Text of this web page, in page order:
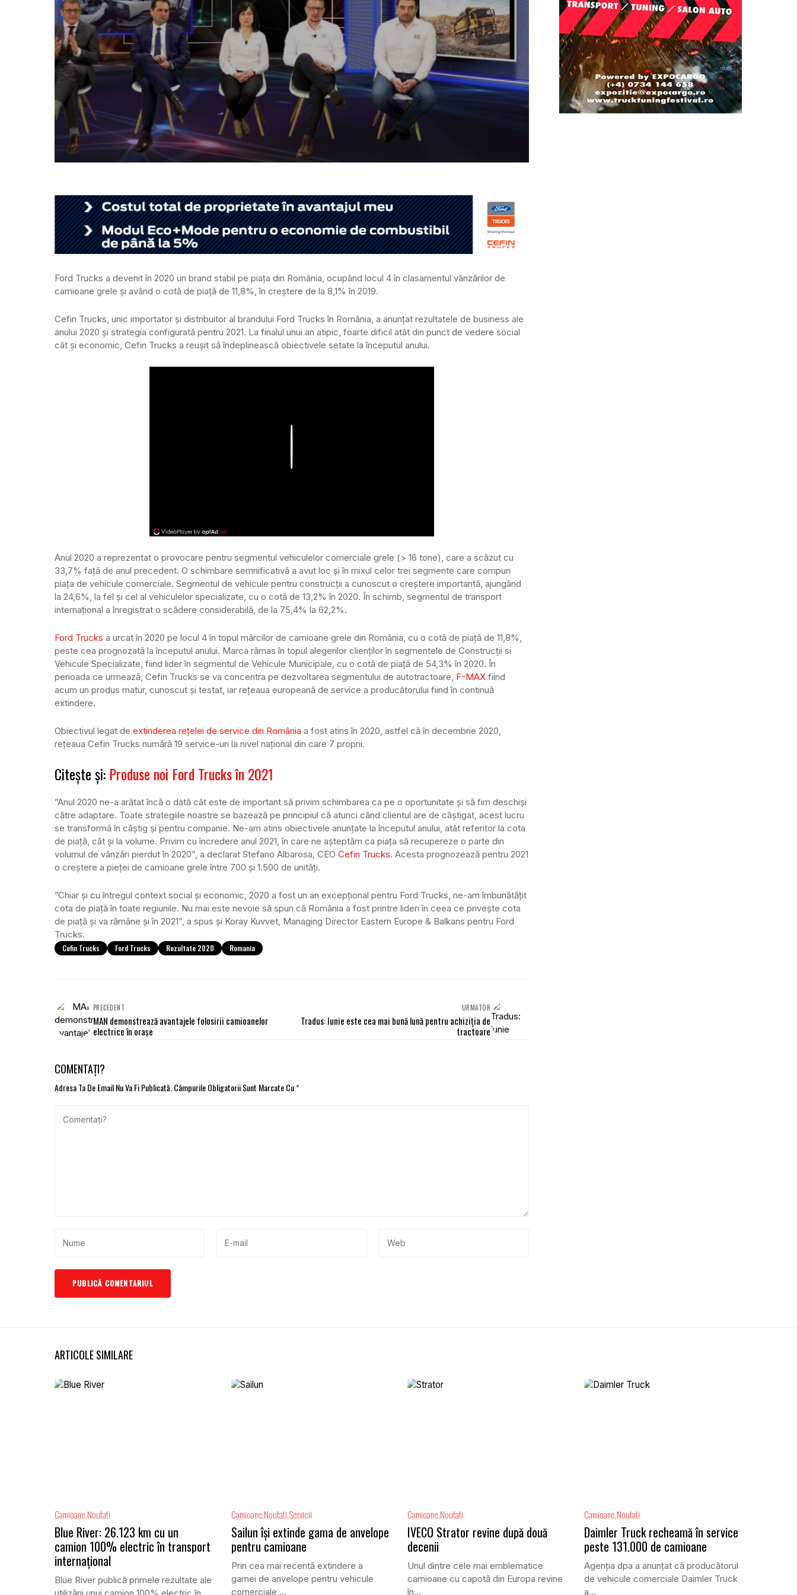
Ford Trucks a devenit în 2020 un brand stabil pe piața din România, ocupând locul 4 în clasamentul vânzărilor de
camioane grele și având o cotă de piață de 11,8%, în creștere de la 8,1% în 2019.
Cefin Trucks, unic importator și distribuitor al brandului Ford Trucks în România, a anunțat rezultatele de business ale
anului 2020 și strategia configurată pentru 2021. La finalul unui an atipic, foarte dificil atât din punct de vedere social
cât și economic, Cefin Trucks a reușit să îndeplinească obiectivele setate la începutul anului.
Anul 2020 a reprezentat o provocare pentru segmentul vehiculelor comerciale grele (> 16 tone), care a scăzut cu
33,7% față de anul precedent. O schimbare semnificativă a avut loc și în mixul celor trei segmente care compun
piața de vehicule comerciale. Segmentul de vehicule pentru construcții a cunoscut o creștere importantă, ajungând
la 24,6%, la fel și cel al vehiculelor specializate, cu o cotă de 13,2% în 2020. În schimb, segmentul de transport
internațional a înregistrat o scădere considerabilă, de la 75,4% la 62,2%.
Ford Trucks a urcat în 2020 pe locul 4 în topul mărcilor de camioane grele din România, cu o cotă de piață de 11,8%,
peste cea prognozată la începutul anului. Marca rămas în topul alegerilor clienților în segmentele de Construcții si
Vehicule Specializate, fiind lider în segmentul de Vehicule Municipale, cu o cotă de piață de 54,3% în 2020. În
perioada ce urmează, Cefin Trucks se va concentra pe dezvoltarea segmentului de autotractoare, F-MAX fiind
acum un produs matur, cunoscut și testat, iar rețeaua europeană de service a producătorului fiind în continuă
extindere.
Obiectivul legat de extinderea rețelei de service din România a fost atins în 2020, astfel că în decembrie 2020,
rețeaua Cefin Trucks numără 19 service-uri la nivel național din care 7 proprii.
Citește și: Produse noi Ford Trucks în 2021
”Anul 2020 ne-a arătat încă o dată cât este de important să privim schimbarea ca pe o oportunitate și să fim deschiși
către adaptare. Toate strategiile noastre se bazează pe principiul că atunci când clientul are de câștigat, acest lucru
se transformă în câștig și pentru companie. Ne-am atins obiectivele anunțate la începutul anului, atât referitor la cota
de piață, cât și la volume. Privim cu încredere anul 2021, în care ne așteptăm ca piața să recupereze o parte din
volumul de vânzări pierdut în 2020”, a declarat Stefano Albarosa, CEO Cefin Trucks. Acesta prognozează pentru 2021
o creștere a pieței de camioane grele între 700 și 1.500 de unități.
”Chiar și cu întregul context social și economic, 2020 a fost un an excepțional pentru Ford Trucks, ne-am îmbunătățit
cota de piață în toate regiunile. Nu mai este nevoie să spun că România a fost printre lideri în ceea ce privește cota
de piață și va rămâne și în 2021”, a spus și Koray Kuvvet, Managing Director Eastern Europe & Balkans pentru Ford
Trucks.
Cefin Trucks Ford Trucks Rezultate 2020 Romania
PRECEDENT
MAN demonstrează avantajele folosirii camioanelor
electrice în orașe
URMĂTOR
Tradus: Iunie este cea mai bună lună pentru achiziția de
tractoare
COMENTAȚI?
Adresa Ta De Email Nu Va Fi Publicată. Câmpurile Obligatorii Sunt Marcate Cu*
ARTICOLE SIMILARE
Camioane Noutati
Blue River: 26.123 km cu un
camion 100% electric în transport
internațional
Blue River publică primele rezultate ale
Camioane Noutati Servicii
Sailun își extinde gama de anvelope
pentru camioane
Prin cea mai recentă extindere a
gamei de anvelope pentru vehicule
comerciale,...
Camioane Noutati
IVECO Strator revine după două
decenii
Unul dintre cele mai emblematice
camioane cu capotă din Europa revine
în...
Camioane Noutati
Daimler Truck recheamă în service
peste 131.000 de camioane
Agenția dpa a anunțat că producătorul
de vehicule comerciale Daimler Truck
a...